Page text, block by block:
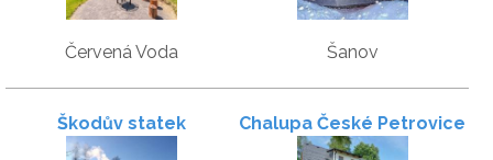
Červená Voda Šanov
Škodův statek Chalupa České Petrovice